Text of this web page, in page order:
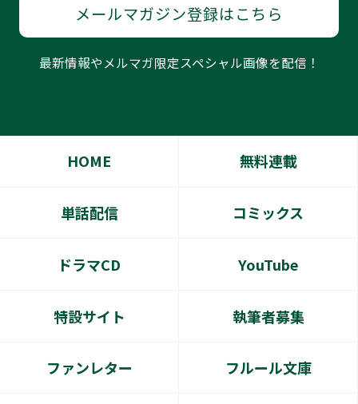
メールマガジン登録はこちら
最新情報やメルマガ限定スペシャル画像を配信！
HOME 無料連載
単話配信 コミックス
ドラマCD YouTube
特設サイト 執筆者募集
ファンレター フルール文庫